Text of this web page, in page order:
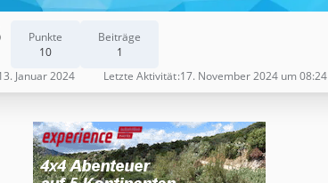
Punkte
10
Beiträge
1
Januar 2024 Letzte Aktivität 17. November 2024 um 08:24